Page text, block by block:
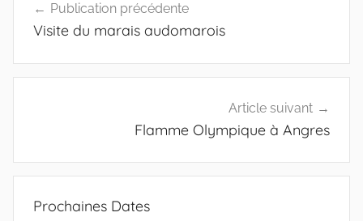
de
Publication précédente
Visite du marais audomarois
Article suivant
Flamme Olympique à Angres
Prochaines Dates